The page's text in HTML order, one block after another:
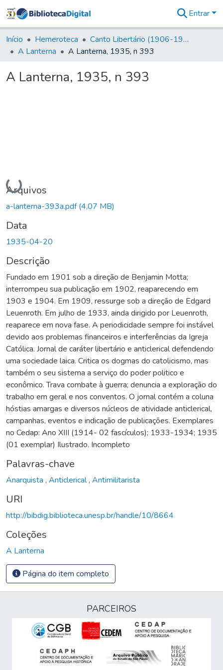
&
Coleções
Tudo na
Digital
Entrar
Início Hemeroteca
Canto Libertário (1906-1995)
A Lanterna
A Lanterna, 1935, n 393
A Lanterna, 1935, n 393
Carregando...
Arquivos
a-lanterna-393a.pdf(4,07 MB)
Data
1935-04-20
Descrição
Fundado em 1901 sob a direção de Benjamin Motta;
interrompeu sua publicação em 1902, reaparecendo em
1903 e 1904. Em 1909, ressurge sob a direção de Edgard
Leuenroth. Em julho de 1933, ainda dirigido por Leuenroth,
reaparece em nova fase. A periodicidade sempre foi instável
devido aos problemas financeiros e interferências da Igreja
Católica. Jornal de caráter libertário e anticlerical defendendo
uma sociedade laica. Critica os dogmas do catolicismo, mas
também o seu sistema a serviço do poder politico e
econômico. Trava combate à guerra; denuncia a exploração do
trabalho em geral e nos conventos. O jornal contém a coluna
hóstias amargas e diversos núcleos de atividade anticlerical,
campanhas, eventos e indicação de publicações. Exemplares
no Cedap: Ano XIII (1914- 02 fascículos); 1933-1934; 1935
(01 exemplar) Ilustrado. Incompleto
Palavras-chave
Anarquista , Anticlerical, Antimilitarista
URI
http://bibdig.biblioteca.unesp.br/handle/10/8664
Coleções
A Lanterna
Página do item completo
PARCEIROS